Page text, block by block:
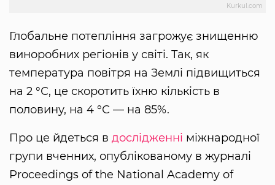
Kurkul.com
Глобальне потепління загрожує знищенню
виноробних регіонів у світі. Так, як
температура повітря на Землі підвищиться
на 2 °С, це скоротить їхню кількість в
половину, на 4 °С — на 85%.
Про це йдеться в дослідженні міжнародної
групи вченних, опублікованому в журналі
Proceedings of the National Academy of